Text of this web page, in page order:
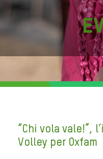
“Chi vola vale!”,
Volley per Oxfam